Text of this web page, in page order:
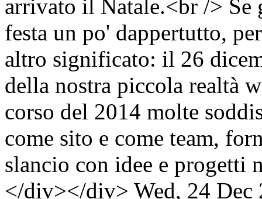
arrivato il Natale.<br /> Se
festa un po' dappertutto,
altro significato: il 26
della nostra piccola realtà
corso del 2014 molte
come sito e come team,
slancio con idee e
</div></div> Wed, 24